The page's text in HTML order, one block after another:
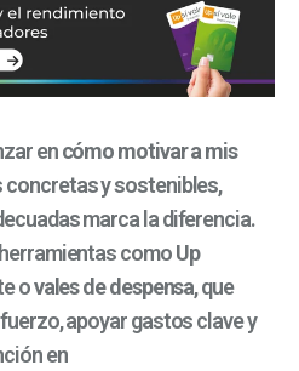
encómo motivar a mis
y sostenibles,
marca la diferencia.
comoUp
ovales de despensa, que
apoyar gastos clave y
en